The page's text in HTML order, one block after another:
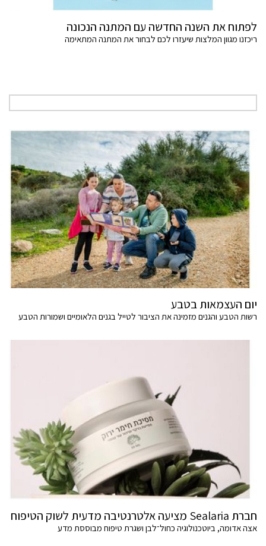
לפתוח את השנה החדשה עם המתנה הנכונה
ריכזנו מגוון המלצות שיעזרו לכם לבחור את המתנה המתאימה
יום העצמאות בטבע
רשות הטבע והגנים מזמינה את הציבור לטייל בגנים הלאומיים ושמורות הטבע
חברת Sealaria מציעה אלטרנטיבה מדעית לשוק הטיפוח
אצה אדומה, ביוטכנולוגיה כחול־לבן ושגרת טיפוח מבוססת מדע